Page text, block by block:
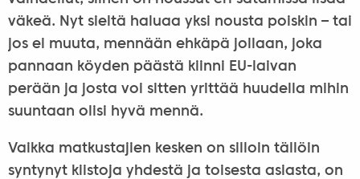
väkeä. Nyt sieltä haluaa yksi nousta poiskin – tai
jos ei muuta, mennään ehkäpä jollaan, joka
pannaan köyden päästä kiinni EU-laivan
perään ja josta voi sitten yrittää huudella mihin
suuntaan olisi hyvä mennä.
Vaikka matkustajien kesken on silloin tällöin
syntynyt kiistoja yhdestä ja toisesta asiasta, on